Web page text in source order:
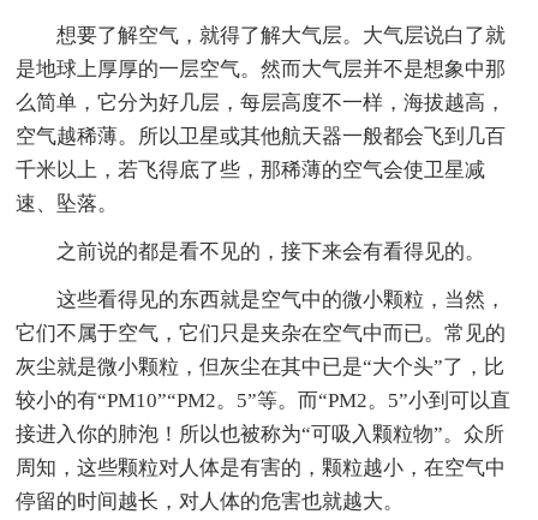
想要了解空气，就得了解大气层。大气层说白了就
是地球上厚厚的一层空气。然而大气层并不是想象中那
么简单，它分为好几层，每层高度不一样，海拔越高，
空气越稀薄。所以卫星或其他航天器一般都会飞到几百
千米以上，若飞得底了些，那稀薄的空气会使卫星减
速、坠落。
之前说的都是看不见的，接下来会有看得见的。
这些看得见的东西就是空气中的微小颗粒，当然，
它们不属于空气，它们只是夹杂在空气中而已。常见的
灰尘就是微小颗粒，但灰尘在其中已是“大个头”了，比
较小的有“PM10”“PM2。5”等。而“PM2。5”小到可以直
接进入你的肺泡！所以也被称为“可吸入颗粒物”。众所
周知，这些颗粒对人体是有害的，颗粒越小，在空气中
停留的时间越长，对人体的危害也就越大。